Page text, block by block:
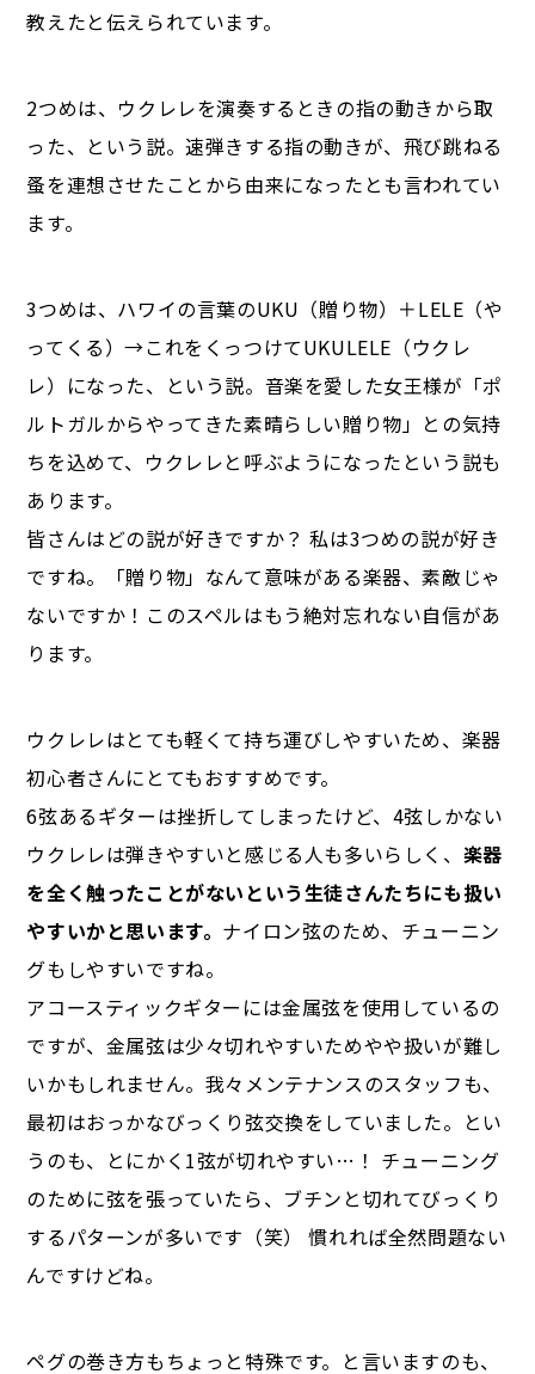
教えたと伝えられています。
2つめは、ウクレレを演奏するときの指の動きから取
った、という説。速弾きする指の動きが、飛び跳ねる
蚤を連想させたことから由来になったとも言われてい
ます。
3つめは、ハワイの言葉のUKU（贈り物）＋LELE（や
ってくる）→これをくっつけてUKULELE（ウクレ
レ）になった、という説。音楽を愛した女王様が「ポ
ルトガルからやってきた素晴らしい贈り物」との気持
ちを込めて、ウクレレと呼ぶようになったという説も
あります。
皆さんはどの説が好きですか？ 私は3つめの説が好き
ですね。「贈り物」なんて意味がある楽器、素敵じゃ
ないですか！このスペルはもう絶対忘れない自信があ
ります。
ウクレレはとても軽くて持ち運びしやすいため、楽器
初心者さんにとてもおすすめです。
6弦あるギターは挫折してしまったけど、4弦しかない
ウクレレは弾きやすいと感じる人も多いらしく、 楽器
を全く触ったことがないという生徒さんたちにも扱い
やすいかと思います。 ナイロン弦のため、チューニン
グもしやすいですね。
アコースティックギターには金属弦を使用しているの
ですが、金属弦は少々切れやすいためやや扱いが難し
いかもしれません。我々メンテナンスのスタッフも、
最初はおっかなびっくり弦交換をしていました。とい
うのも、とにかく1弦が切れやすい…！ チューニング
のために弦を張っていたら、ブチンと切れてびっくり
するパターンが多いです（笑） 慣れれば全然問題ない
んですけどね。
ペグの巻き方もちょっと特殊です。と言いますのも、